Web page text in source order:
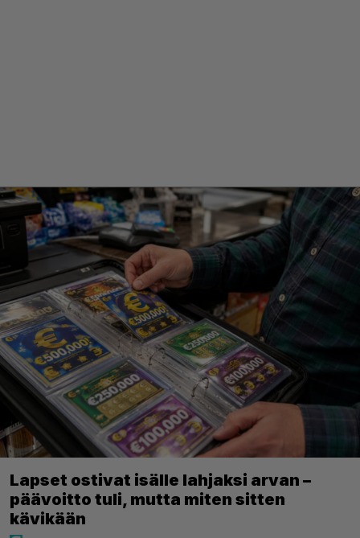
Lapset ostivat isälle lahjaksi arvan –
päävoitto tuli, mutta miten sitten
kävikään